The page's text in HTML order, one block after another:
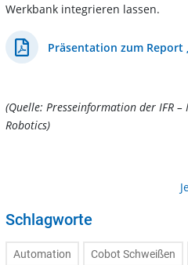
Werkbank integrieren lassen.
Präsentation zum Report
(Quelle: Presseinformation der IFR
Robotics)
Schlagworte
Automation Cobot Schweißen